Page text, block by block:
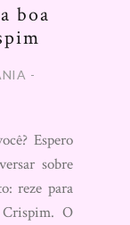
boa
-
Espero
sobre
reze para
O